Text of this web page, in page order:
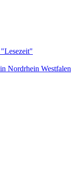
Nordrhein Westfalen